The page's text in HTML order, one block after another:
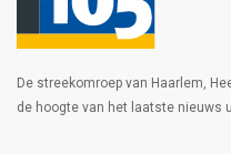
De streekomroep van Haarlem,
de hoogte van het laatste nieuws